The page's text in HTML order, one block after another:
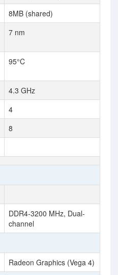
8MB (shared)
7 nm
95°C
4.3 GHz
4
8
DDR4-3200 MHz, Dual-
channel
Radeon Graphics (Vega 4)